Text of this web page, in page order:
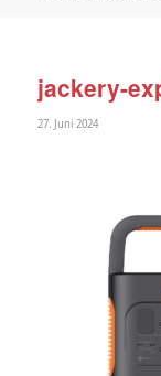
jackery-
27. Juni 2024